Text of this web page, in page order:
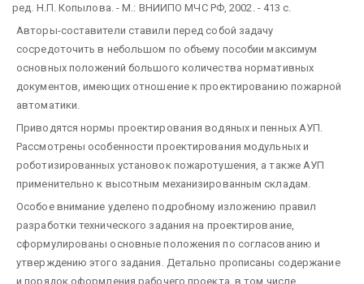
ред. Н.П. Копылова. - М.: ВНИИПО МЧС РФ, 2002. - 413 с.
Авторы-составители ставили перед собой задачу
сосредоточить в небольшом по объему пособии максимум
основных положений большого количества нормативных
документов, имеющих отношение к проектированию пожарной
автоматики.
Приводятся нормы проектирования водяных и пенных АУП.
Рассмотрены особенности проектирования модульных и
роботизированных установок пожаротушения, а также АУП
применительно к высотным механизированным складам.
Особое внимание уделено подробному изложению правил
разработки технического задания на проектирование,
сформулированы основные положения по согласованию и
утверждению этого задания. Детально прописаны содержание
и порядок оформления рабочего проекта, в том числе